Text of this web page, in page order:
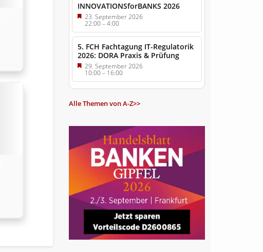
INNOVATIONSforBANKS 2026
23. September 2026
22:00–4:00
5. FCH Fachtagung IT-Regulatorik
2026: DORA Praxis & Prüfung
29. September 2026
10:00– 16:00
Alle Themen von A-Z>>